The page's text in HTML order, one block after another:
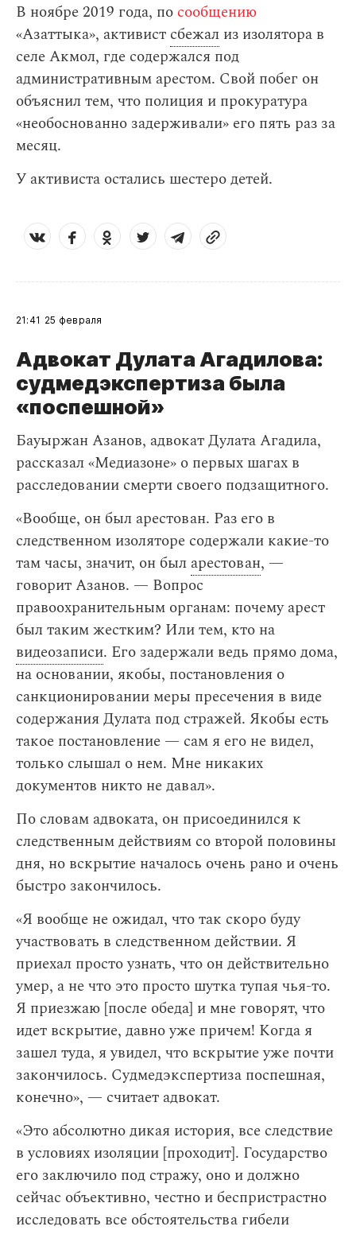
В ноябре 2019 года, по сообщению
«Азаттыка», активист сбежал из изолятора в
селе Акмол, где содержался под
административным арестом. Свой побег он
объяснил тем, что полиция и прокуратура
«необоснованно задерживали» его пять раз за
месяц.
У активиста остались шестеро детей.
21:41 25 февраля
Адвокат Дулата Агадилова:
судмедэкспертиза была
«поспешной»
Бауыржан Азанов, адвокат Дулата Агадила,
рассказал «Медиазоне» о первых шагах в
расследовании смерти своего подзащитного.
«Вообще, он был арестован. Раз его в
следственном изоляторе содержали какие-то
там часы, значит, он был арестован, —
говорит Азанов. — Вопрос
правоохранительным органам: почему арест
был таким жестким? Или тем, кто на
видеозаписи. Его задержали ведь прямо дома,
на основании, якобы, постановления о
санкционировании меры пресечения в виде
содержания Дулата под стражей. Якобы есть
такое постановление — сам я его не видел,
только слышал о нем. Мне никаких
документов никто не давал».
По словам адвоката, он присоединился к
следственным действиям со второй половины
дня, но вскрытие началось очень рано и очень
быстро закончилось.
«Я вообще не ожидал, что так скоро буду
участвовать в следственном действии. Я
приехал просто узнать, что он действительно
умер, а не что это просто шутка тупая чья-то.
Я приезжаю [после обеда] и мне говорят, что
идет вскрытие, давно уже причем! Когда я
зашел туда, я увидел, что вскрытие уже почти
закончилось. Судмедэкспертиза поспешная,
конечно», — считает адвокат.
«Это абсолютно дикая история, все следствие
в условиях изоляции [проходит]. Государство
его заключило под стражу, оно и должно
сейчас объективно, честно и беспристрастно
исследовать все обстоятельства гибели